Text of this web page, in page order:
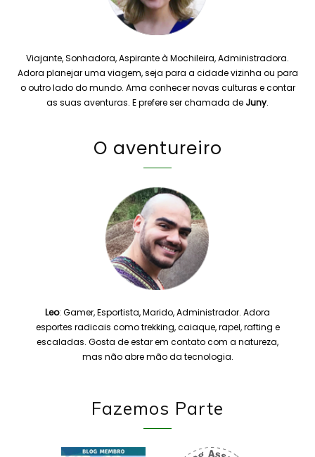
Viajante, Sonhadora, Aspirante à Mochileira, Administradora.
Adora planejar uma viagem, seja para a cidade vizinha ou para
o outro lado do mundo. Ama conhecer novas culturas e contar
as suas aventuras. E prefere ser chamada de Juny.
O aventureiro
Leo: Gamer, Esportista, Marido, Administrador. Adora
esportes radicais como trekking, caiaque, rapel, rafting e
escaladas. Gosta de estar em contato com a natureza,
mas não abre mão da tecnologia.
Fazemos Parte